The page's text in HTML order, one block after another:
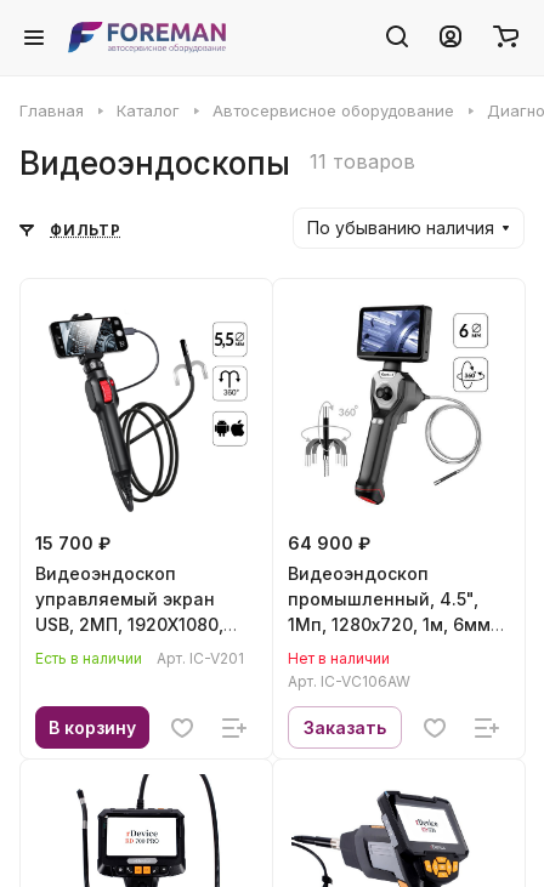
Главная Каталог Автосервисное оборудование
Видеоэндоскопы 11 товаров
ФИЛЬТР По убыванию наличия
15 700 ₽
Видеоэндоскоп
управляемый экран
USB, 2МП, 1920X1080,
1.5М, 5.5ММ, 360°
Есть в наличии Арт. IC-V201
В корзину
64 900 ₽
Видеоэндоскоп
промышленный, 4.5",
1Мп, 1280х720, 1м, 6мм
зонд, iCartool IC-
VC106AW
Нет в наличии
Арт. IC-VC106AW
Заказать